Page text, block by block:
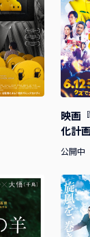
映画
化計
公開中